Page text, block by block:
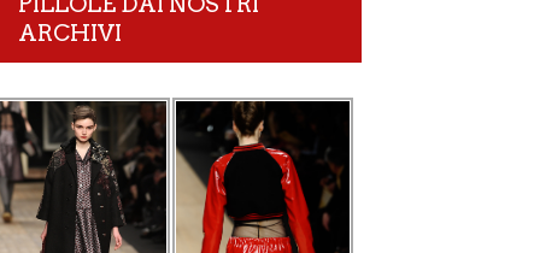
ARCHIVI